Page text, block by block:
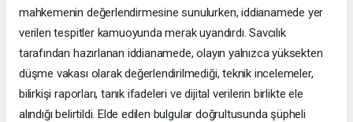
mahkemenin değerlendirmesine sunulurken, iddianamede yer
verilen tespitler kamuoyunda merak uyandırdı. Savcılık
tarafından hazırlanan iddianamede, olayın yalnızca yüksekten
düşme vakası olarak değerlendirilmediği, teknik incelemeler,
bilirkişi raporları, tanık ifadeleri ve dijital verilerin birlikte ele
alındığı belirtildi. Elde edilen bulgular doğrultusunda şüpheli